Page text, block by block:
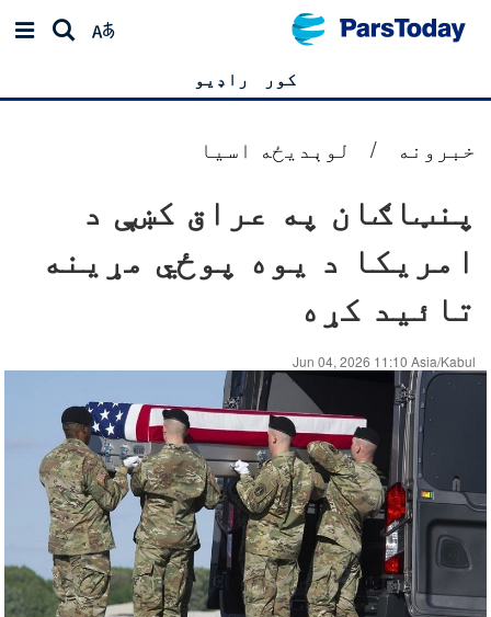
کور راډیو
خبرونه / لوېدیځه اسیا
پنټاګان په عراق کښې د
امریکا د یوه پوځي مړینه
تائید کړه
Jun 04, 2026 11:10 Asia/Kabul